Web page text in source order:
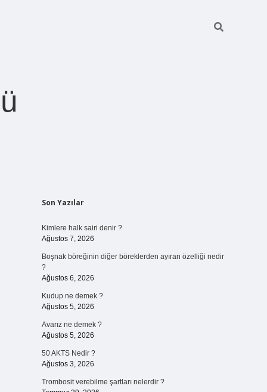
Sidebar
Son Yazılar
Kimlere halk sairi denir ?
Ağustos 7, 2026
Boşnak böreğinin diğer böreklerden ayıran özelliği nedir
?
Ağustos 6, 2026
Kudup ne demek ?
Ağustos 5, 2026
Avarız ne demek ?
Ağustos 5, 2026
50 AKTS Nedir ?
Ağustos 3, 2026
Trombosit verebilme şartları nelerdir ?